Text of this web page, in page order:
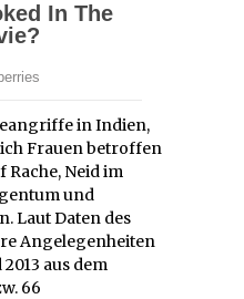
in Indien,
Frauen betroffen
Rache, Neid im
und
Laut Daten des
Angelegenheiten
aus dem
66